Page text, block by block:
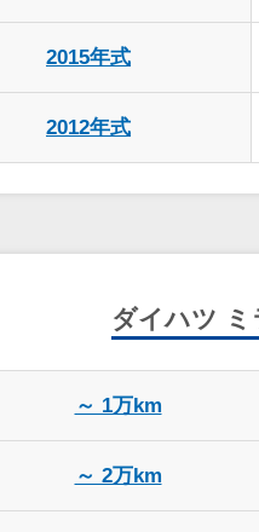
2015年式
2012年式
ダイハツ ミ
～ 1万km
～ 2万km